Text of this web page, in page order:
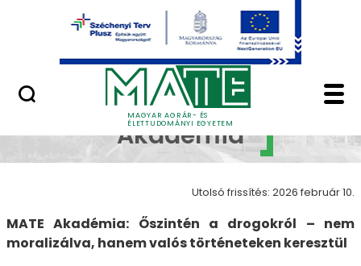
Ugrás a fő tartalomhoz
MAGYAR AGRÁR- ÉS
ÉLETTUDOMÁNYI EGYETEM
Minőségügy
MATE Akadémia -
MATE
Akadémia
Utolsó frissítés: 2026 február 10.
MATE Akadémia: Őszintén a drogokról – nem
moralizálva, hanem valós történeteken keresztül